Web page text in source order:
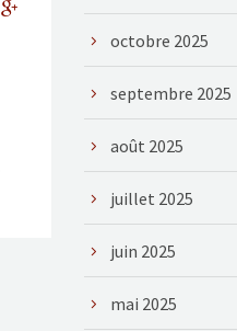
octobre 2025
septembre 2025
août 2025
juillet 2025
juin 2025
mai 2025